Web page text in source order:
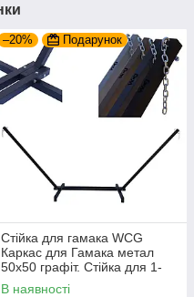
–20% Подарунок
Стійка для гамака WCG
Каркас для Гамака метал
50х50 графіт. Стійка для 1-
місних і 2-х місних гамаків
В наявності